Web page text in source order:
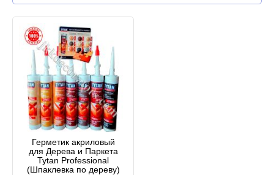
Герметик акриловый
для Дерева и Паркета
Tytan Professional
(Шпаклевка по дереву)